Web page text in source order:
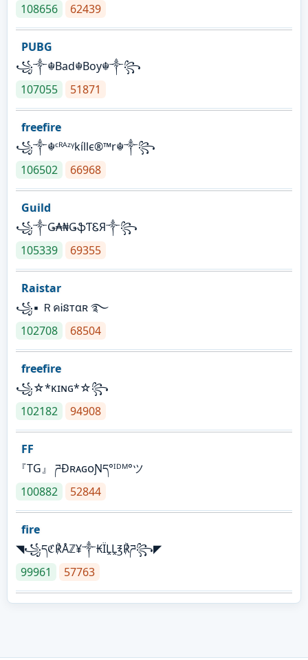
108656
62439
PUBG
꧁༒☬Bad☬Boy☬༒꧂
107055
51871
freefire
꧁༒☬ᶜᴿᴬᶻᵞkíllє®™r☬༒꧂
106502
66968
Guild
꧁༒Ǥ₳₦ǤֆƬᏋЯ༒꧂
105339
69355
Raistar
꧁▪ ＲคᎥនтαʀ ࿐
102708
68504
freefire
꧁☆*κɪɴɢ*☆꧂
102182
94908
FF
『TG』 ཌĐʀᴀɢᴏƝད°ᴵᴰᴹ°ツ
100882
52844
fire
◥꧁དℭ℟Åℤ¥༒₭ÏḼḼ℥℟ཌ꧂◤
99961
57763